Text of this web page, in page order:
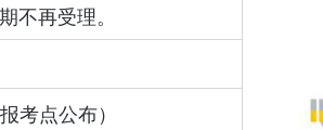
不再受理。
考点公布）